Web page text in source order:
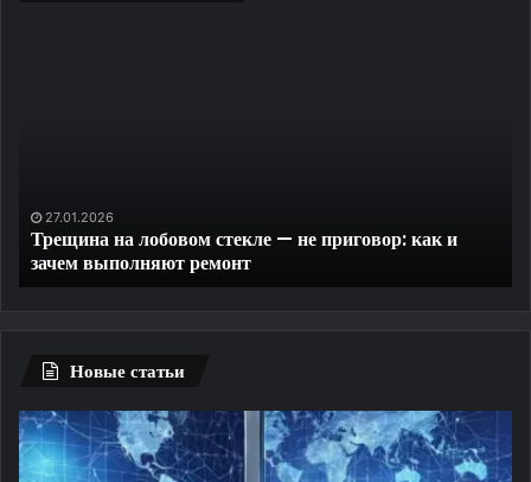
лобовом стекле — не приговор: как и
ремонт
территорию
Удаленная
Новые статьи